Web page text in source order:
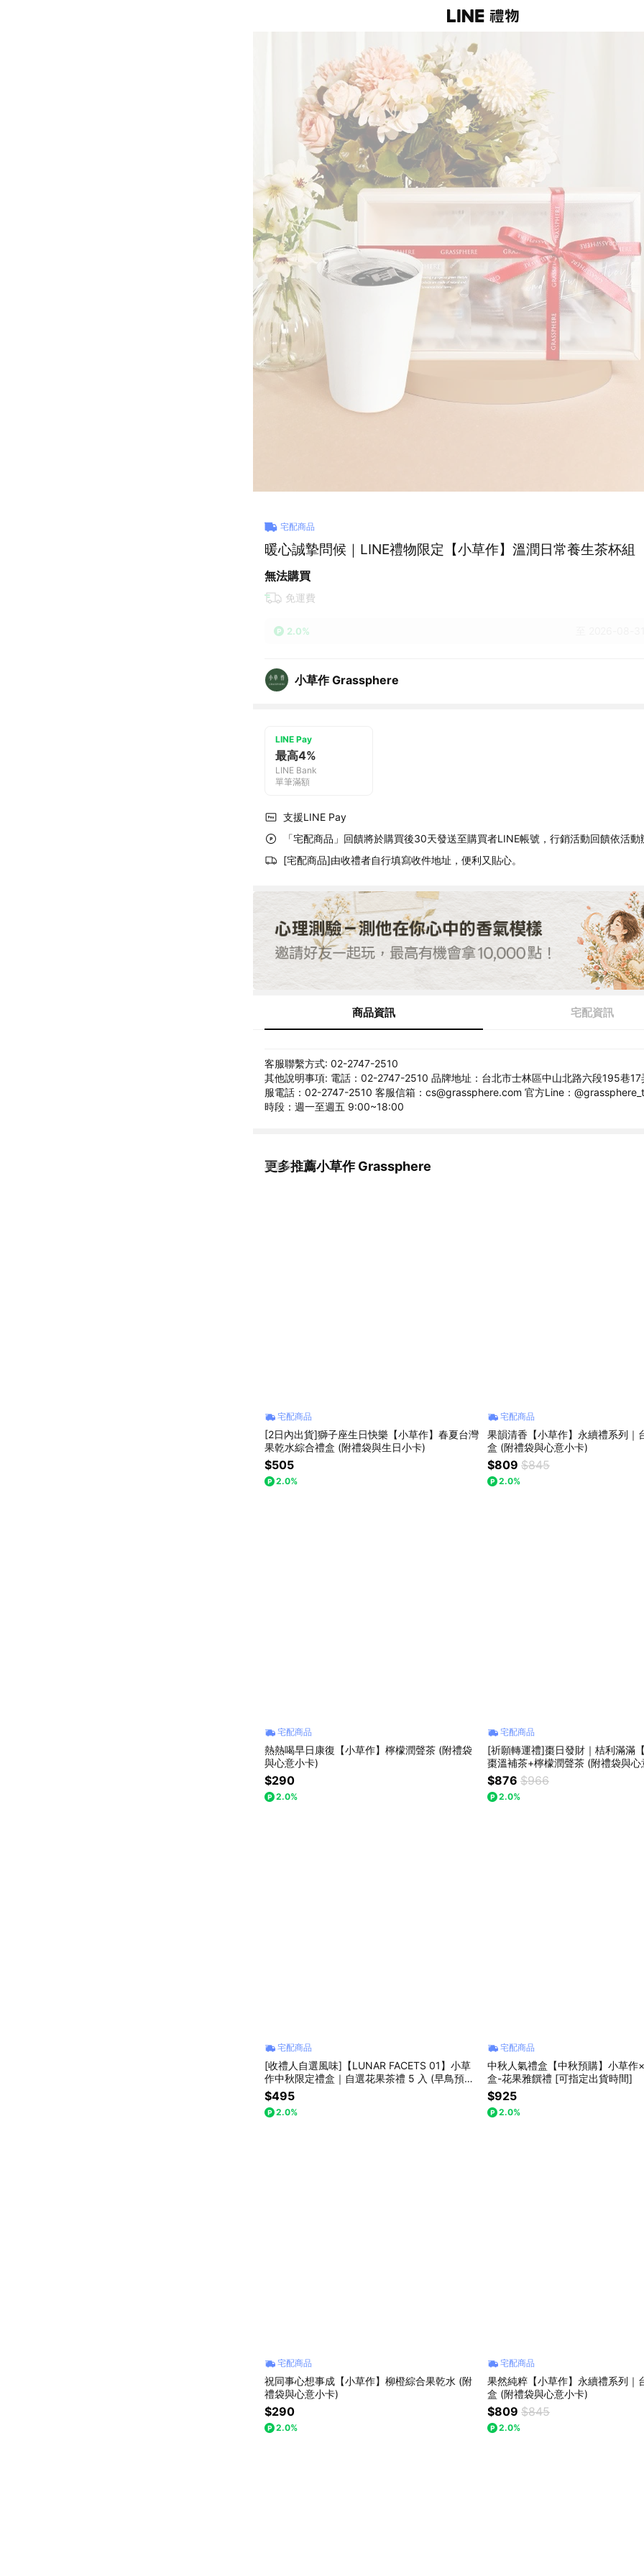
宅配商品
暖心誠摯問候｜LINE禮物限定【小草作】溫潤日常養生茶杯組
無法購買
免運費
2.0%
小草作 Grassphere
LINE Pay
最高4%
LINE Bank
單筆滿額
支援LINE Pay
「宅配商品」回饋將於購買後30天發送至購買者LINE帳號，行銷活動回饋依活動
[宅配商品]由收禮者自行填寫收件地址，便利又貼心。
商品資訊 宅配資訊
客服聯繫方式: 02-2747-2510
其他說明事項: 電話：02-2747-2510 品牌地址：台北市士林區中山北路六段195巷17
服電話：02-2747-2510 客服信箱：cs@grassphere.com 官方Line：
時段：週一至週五 9:00~18:00
更多推薦小草作 Grassphere
看更多
宅配商品
[2日內出貨]獅子座生日快樂【小草作】春夏台灣
果乾水綜合禮盒 (附禮袋與生日小卡)
$505
2.0%
宅配商品
果韻清香【小草作】永續禮系列｜
盒 (附禮袋與心意小卡)
$809 $845
2.0%
宅配商品
熱熱喝早日康復【小草作】檸檬潤聲茶 (附禮袋
與心意小卡)
$290
2.0%
宅配商品
[祈願轉運禮]棗日發財｜桔利滿滿
棗溫補茶+檸檬潤聲茶 (附禮袋與心
$876 $966
2.0%
宅配商品
[收禮人自選風味]【LUNAR FACETS 01】小草
作中秋限定禮盒｜自選花果茶禮 5 入 (早鳥預
購，數量有限) (附禮袋與小卡)
$495
2.0%
宅配商品
中秋人氣禮盒【中秋預購】小草作
盒-花果雅饌禮 [可指定出貨時間]
$925
2.0%
宅配商品
祝同事心想事成【小草作】柳橙綜合果乾水 (附
禮袋與心意小卡)
$290
2.0%
宅配商品
果然純粹【小草作】永續禮系列｜
盒 (附禮袋與心意小卡)
$809 $845
2.0%